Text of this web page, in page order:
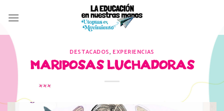
DESTACADOS, EXPERIENCIAS
MARIPOSAS LUCHADORAS